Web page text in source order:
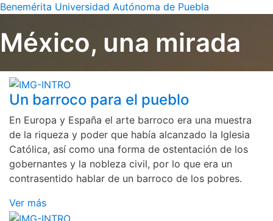
Benemérita Universidad Autónoma de Puebla
México, una mirada
Un barroco para el pueblo
En Europa y España el arte barroco era una muestra
de la riqueza y poder que había alcanzado la Iglesia
Católica, así como una forma de ostentación de los
gobernantes y la nobleza civil, por lo que era un
contrasentido hablar de un barroco de los pobres.
Ver más